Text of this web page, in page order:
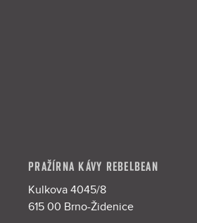
PRAŽÍRNA KÁVY REBELBEAN
Kulkova 4045/8
615 00 Brno-Židenice